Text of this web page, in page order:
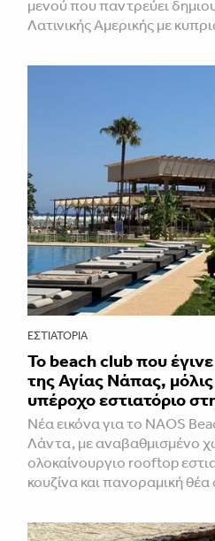
μενού που παντρεύει
Λατινικής Αμερικής με
ΕΣΤΙΑΤΌΡΙΑ
Το beach club που
της Αγίας Νάπας,
υπέροχο εστιατόριο
Νέα εικόνα για το NAOS
Λάντα, με αναβαθμισμένο
ολοκαίνουργιο rooftop
κουζίνα και πανοραμική